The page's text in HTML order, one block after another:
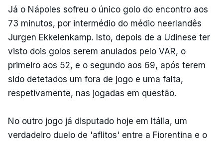
Já o Nápoles sofreu o único golo do encontro aos
73 minutos, por intermédio do médio neerlandês
Jurgen Ekkelenkamp. Isto, depois de a Udinese ter
visto dois golos serem anulados pelo VAR, o
primeiro aos 52, e o segundo aos 69, após terem
sido detetados um fora de jogo e uma falta,
respetivamente, nas jogadas em questão.
No outro jogo já disputado hoje em Itália, um
verdadeiro duelo de 'aflitos' entre a Fiorentina e o